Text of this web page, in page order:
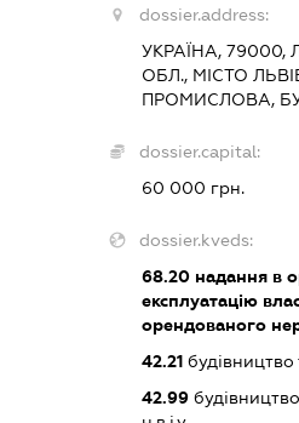
dossier.address:
УКРАЇНА, 79000,
ОБЛ., МІСТО
ПРОМИСЛОВА,
dossier.capital:
60 000 грн.
dossier.kveds:
68.20надання в
експлуатацію
орендованого
42.21будівництво
42.99